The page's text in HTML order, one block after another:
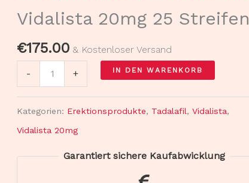
Vidalista 20mg 25 Streifen
€175.00 & Kostenloser Versand
-
Menge
+ IN DEN WARENKORB
Kategorien: Erektionsprodukte, Tadalafil,Vidalista,
Vidalista 20mg
Garantiert sichere Kaufabwicklung